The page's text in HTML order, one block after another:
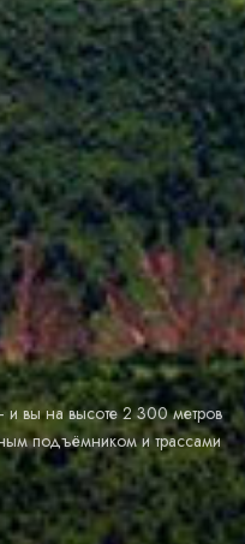
и вы на высоте 2 300 метров
подъёмником и трассами